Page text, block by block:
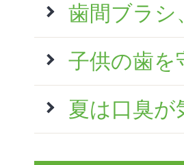
歯間ブラシ
子供の歯を
夏は口臭が